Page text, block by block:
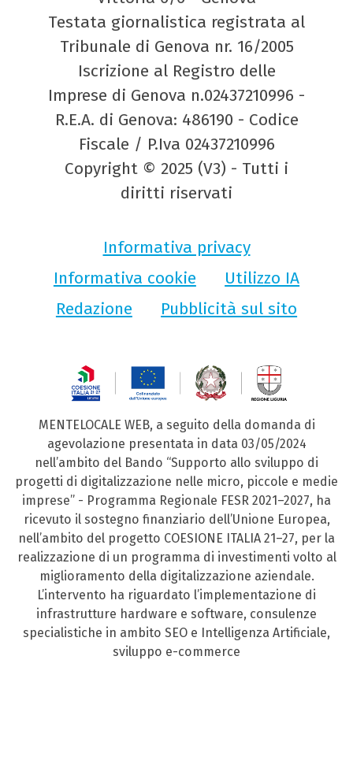
Testata giornalistica registrata al
Tribunale di Genova nr. 16/2005
Iscrizione al Registro delle
Imprese di Genova n.02437210996 -
R.E.A. di Genova: 486190 - Codice
Fiscale / P.Iva 02437210996
Copyright © 2025 (V3) - Tutti i
diritti riservati
Informativa privacy
Informativa cookie
Utilizzo IA
Redazione
Pubblicità sul sito
MENTELOCALE WEB, a seguito della domanda di
agevolazione presentata in data 03/05/2024
nell’ambito del Bando “Supporto allo sviluppo di
progetti di digitalizzazione nelle micro, piccole e medie
imprese” - Programma Regionale FESR 2021–2027, ha
ricevuto il sostegno finanziario dell’Unione Europea,
nell’ambito del progetto COESIONE ITALIA 21–27, per la
realizzazione di un programma di investimenti volto al
miglioramento della digitalizzazione aziendale.
L’intervento ha riguardato l’implementazione di
infrastrutture hardware e software, consulenze
specialistiche in ambito SEO e Intelligenza Artificiale,
sviluppo e-commerce